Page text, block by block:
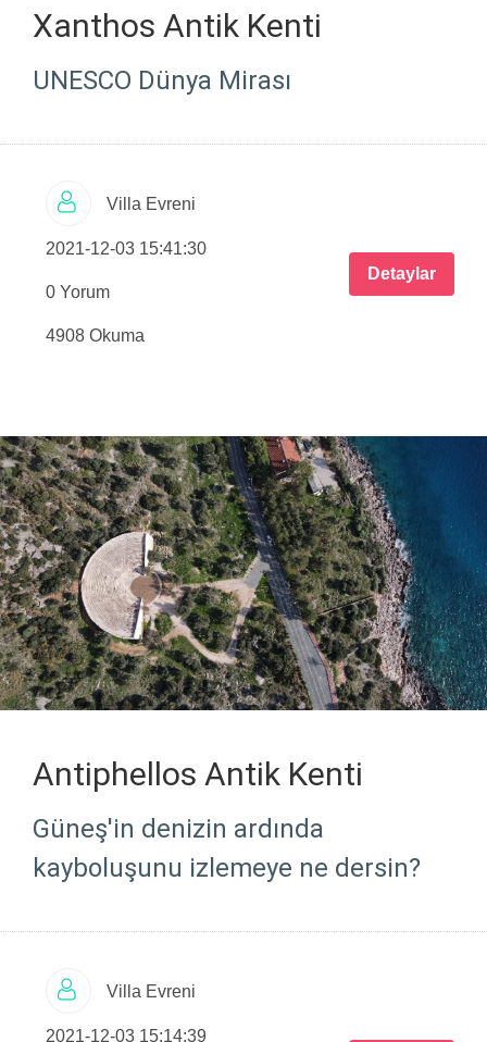
Xanthos Antik Kenti
UNESCO Dünya Mirası
Villa Evreni
2021-12-03 15:41:30
0 Yorum
4908 Okuma
Detaylar
Antiphellos Antik Kenti
Güneş'in denizin ardında
kayboluşunu izlemeye ne dersin?
Villa Evreni
2021-12-03 15:14:39